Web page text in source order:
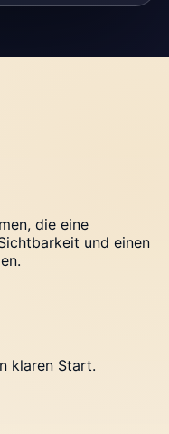
die eine
und einen
klaren Start.